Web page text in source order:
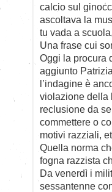
calcio sul
ascoltava la
tu vada a
Una frase cui
Oggi la procura
aggiunto
l’indagine è
violazione della
reclusione da
commettere o
motivi razziali,
Quella norma
fogna razzista
Da venerdì i
sessantenne